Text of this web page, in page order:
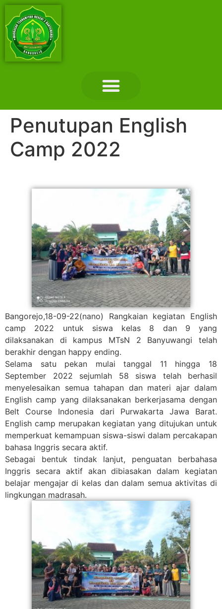
Penutupan English
Camp 2022
Bangorejo,18-09-22(nano) Rangkaian kegiatan English
camp 2022 untuk siswa kelas 8 dan 9 yang
dilaksanakan di kampus MTsN 2 Banyuwangi telah
berakhir dengan happy ending.
Selama satu pekan mulai tanggal 11 hingga 18
September 2022 sejumlah 58 siswa telah berhasil
menyelesaikan semua tahapan dan materi ajar dalam
English camp yang dilaksanakan berkerjasama dengan
Belt Course Indonesia dari Purwakarta Jawa Barat.
English camp merupakan kegiatan yang ditujukan untuk
memperkuat kemampuan siswa-siswi dalam percakapan
bahasa Inggris secara aktif.
Sebagai bentuk tindak lanjut, penguatan berbahasa
Inggris secara aktif akan dibiasakan dalam kegiatan
belajar mengajar di kelas dan dalam semua aktivitas di
lingkungan madrasah.